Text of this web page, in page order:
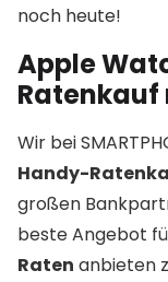
noch heute!
Apple
Ratenkauf
Wir bei
Handy-
großen
beste Angebot
Raten anbieten